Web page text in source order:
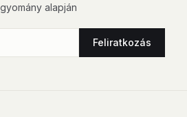
alapján
Feliratkozás